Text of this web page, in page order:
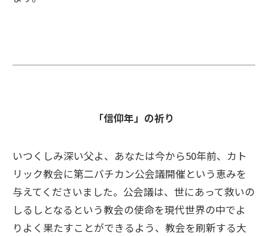
「信仰年」の祈り
いつくしみ深い父よ、あなたは今から50年前、カト
リック教会に第二バチカン公会議開催という恵みを
与えてくださいました。公会議は、世にあって救いの
しるしとなるという教会の使命を現代世界の中でよ
りよく果たすことができるよう、教会を刷新する大